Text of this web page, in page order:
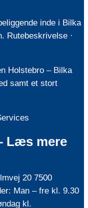
inde i Bilka
Rutebeskrivelse ·
Holstebro – Bilka
samt et stort
Læs mere
20 7500
Man – fre kl. 9.30
kl.